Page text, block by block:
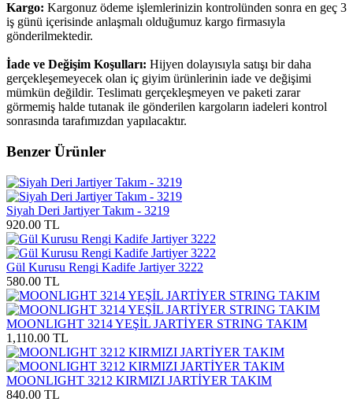
Kargo: Kargonuz ödeme işlemlerinizin kontrolünden sonra en geç 3
iş günü içerisinde anlaşmalı olduğumuz kargo firmasıyla
gönderilmektedir.
İade ve Değişim Koşulları: Hijyen dolayısıyla satışı bir daha
gerçekleşemeyecek olan iç giyim ürünlerinin iade ve değişimi
mümkün değildir. Teslimatı gerçekleşmeyen ve paketi zarar
görmemiş halde tutanak ile gönderilen kargoların iadeleri kontrol
sonrasında tarafımızdan yapılacaktır.
Benzer Ürünler
Siyah Deri Jartiyer Takım - 3219
920.00 TL
Gül Kurusu Rengi Kadife Jartiyer 3222
580.00 TL
MOONLIGHT 3214 YEŞİL JARTİYER STRING TAKIM
1,110.00 TL
MOONLIGHT 3212 KIRMIZI JARTİYER TAKIM
840.00 TL